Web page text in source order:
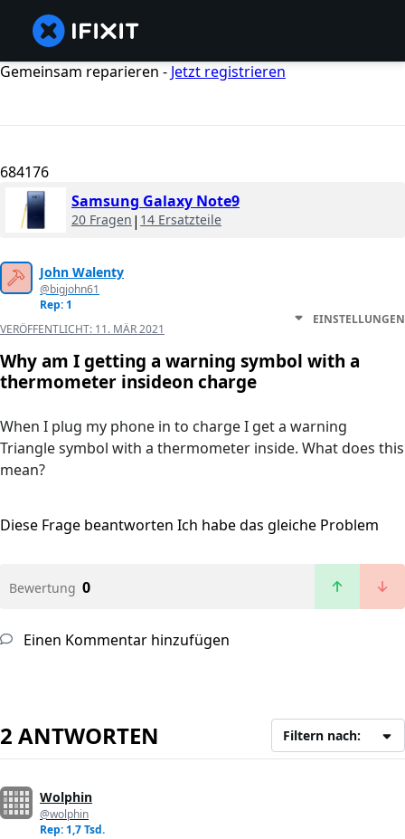
Gemeinsam reparieren - Jetzt registrieren
684176
Samsung Galaxy Note9
20 Fragen | 14 Ersatzteile
John Walenty
@bigjohn61
Rep: 1
VERÖFFENTLICHT: 11. MÄR 2021
EINSTELLUNGEN
Why am I getting a warning symbol with a
thermometer insideon charge
When I plug my phone in to charge I get a warning
Triangle symbol with a thermometer inside. What does this
mean?
Diese Frage beantworten Ich habe das gleiche Problem
Bewertung 0
Einen Kommentar hinzufügen
2 ANTWORTEN Filtern nach:
Wolphin
@wolphin
Rep: 1,7 Tsd.